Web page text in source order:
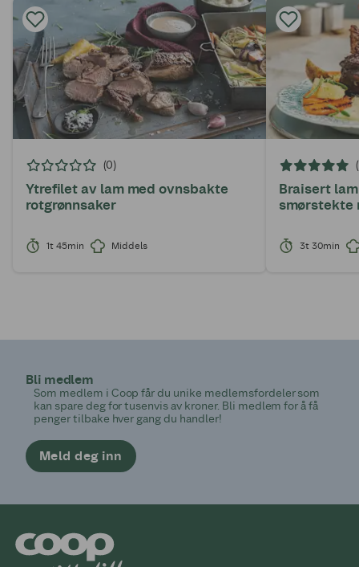
(0)
Ytrefilet av lam med ovnsbakte
rotgrønnsaker
1t 45min Middels
Braisert
smørstekte
3t 30min
Bli medlem
Som medlem i Coop får du unike medlemsfordeler som
kan spare deg for tusenvis av kroner. Bli medlem for å få
penger tilbake hver gang du handler!
Meld deg inn